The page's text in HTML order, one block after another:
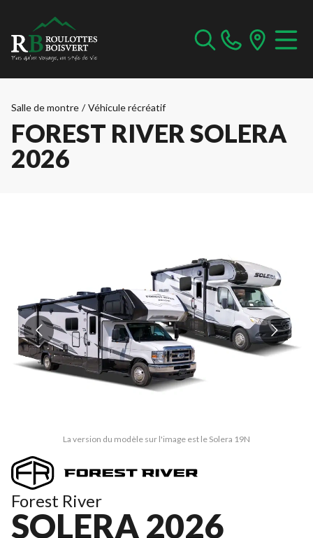
Salle de montre / Véhicule récréatif
FOREST RIVER SOLERA
2026
La version du modèle sur l'image est le Solera 19N
Forest River
SOLERA 2026